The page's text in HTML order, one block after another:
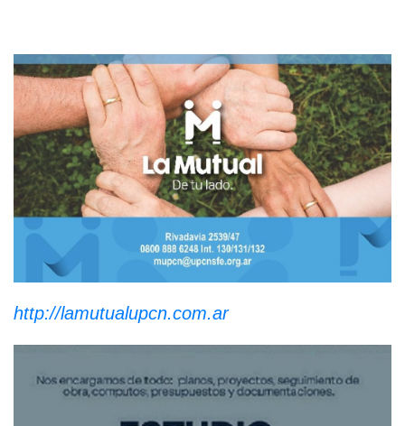
http://lamutualupcn.com.ar